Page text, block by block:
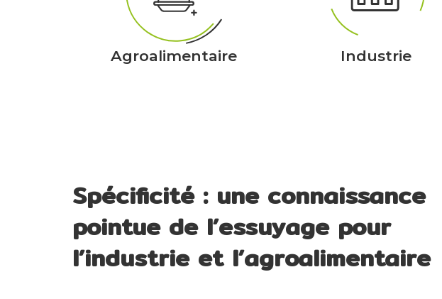
Agroalimentaire Industrie
Spécificité : une connaissance
pointue de l’essuyage pour
l’industrie et l’agroalimentaire